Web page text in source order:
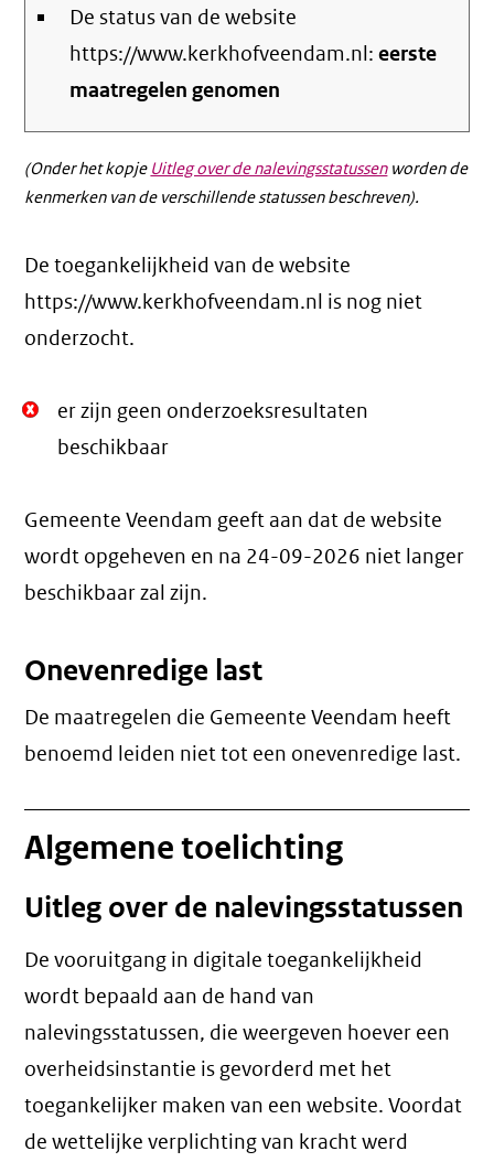
De status van de website
https://www.kerkhofveendam.nl:eerste
maatregelen genomen
(Onder het kopje Uitleg over de nalevingsstatussenworden de
kenmerken van de verschillende statussen beschreven).
De toegankelijkheid van de website
https://www.kerkhofveendam.nl is nog niet
onderzocht.
Niet
Oké.
er zijn geen onderzoeksresultaten
beschikbaar
Gemeente Veendam geeft aan dat de website
wordt opgeheven en na 24-09-2026 niet langer
beschikbaar zal zijn.
Onevenredige last
De maatregelen die Gemeente Veendam heeft
benoemd leiden niet tot een onevenredige last.
Algemene toelichting
Uitleg over de nalevingsstatussen
De vooruitgang in digitale toegankelijkheid
wordt bepaald aan de hand van
nalevingsstatussen, die weergeven hoever een
overheidsinstantie is gevorderd met het
toegankelijker maken van een website. Voordat
de wettelijke verplichting van kracht werd